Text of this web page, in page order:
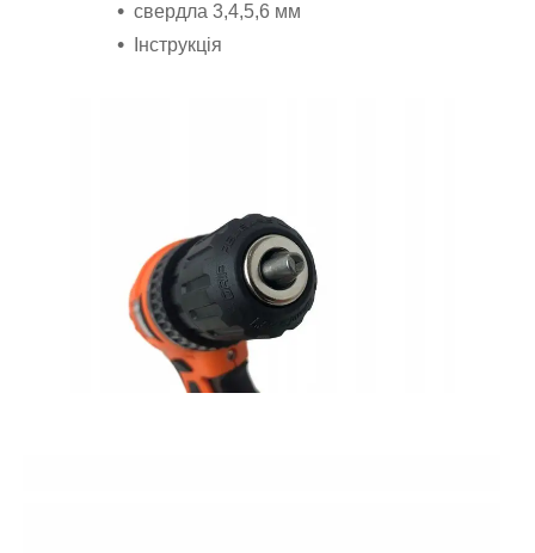
свердла 3,4,5,6 мм
Інструкція